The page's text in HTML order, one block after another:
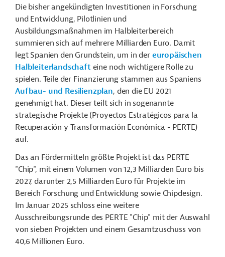
Die bisher angekündigten Investitionen in Forschung
und Entwicklung, Pilotlinien und
Ausbildungsmaßnahmen im Halbleiterbereich
summieren sich auf mehrere Milliarden Euro. Damit
legt Spanien den Grundstein, um in der europäischen
Halbleiterlandschaft eine noch wichtigere Rolle zu
spielen. Teile der Finanzierung stammen aus Spaniens
Aufbau- und Resilienzplan, den die EU 2021
genehmigt hat. Dieser teilt sich in sogenannte
strategische Projekte (Proyectos Estratégicos para la
Recuperación y Transformación Económica - PERTE)
auf.
Das an Fördermitteln größte Projekt ist das PERTE
"Chip", mit einem Volumen von 12,3 Milliarden Euro bis
2027, darunter 2,5 Milliarden Euro für Projekte im
Bereich Forschung und Entwicklung sowie Chipdesign.
Im Januar 2025 schloss eine weitere
Ausschreibungsrunde des PERTE "Chip" mit der Auswahl
von sieben Projekten und einem Gesamtzuschuss von
40,6 Millionen Euro.